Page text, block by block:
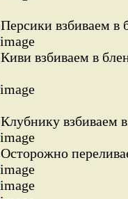
взбиваем в
взбиваем в
взбиваем